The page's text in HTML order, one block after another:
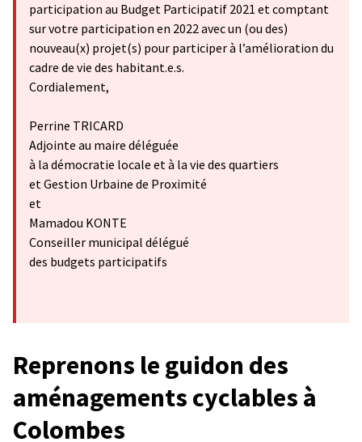
participation au Budget Participatif 2021 et comptant
sur votre participation en 2022 avec un (ou des)
nouveau(x) projet(s) pour participer à l’amélioration du
cadre de vie des habitant.e.s.
Cordialement,
Perrine TRICARD
Adjointe au maire déléguée
à la démocratie locale et à la vie des quartiers
et Gestion Urbaine de Proximité
et
Mamadou KONTE
Conseiller municipal délégué
des budgets participatifs
Reprenons le guidon des
aménagements cyclables à
Colombes